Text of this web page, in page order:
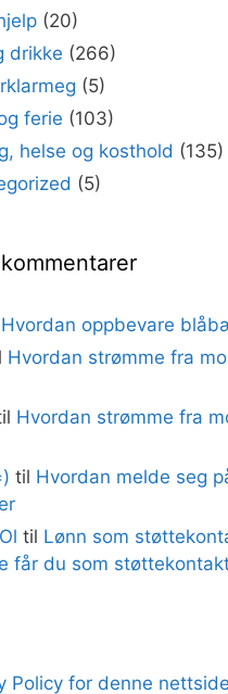
(20)
drikke (266)
(5)
ferie (103)
helse og kosthold (135)
(5)
Hvordan oppbevare
Hvordan strømme fra
Hvordan strømme fra
til Hvordan melde seg
til Lønn som
får du som
Policy for denne